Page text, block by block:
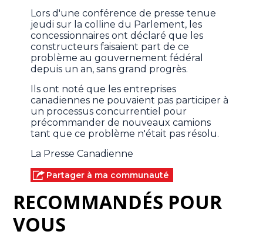
Lors d'une conférence de presse tenue
jeudi sur la colline du Parlement, les
concessionnaires ont déclaré que les
constructeurs faisaient part de ce
problème au gouvernement fédéral
depuis un an, sans grand progrès.
Ils ont noté que les entreprises
canadiennes ne pouvaient pas participer à
un processus concurrentiel pour
précommander de nouveaux camions
tant que ce problème n'était pas résolu.
La Presse Canadienne
Partager à ma communauté
RECOMMANDÉS POUR
VOUS